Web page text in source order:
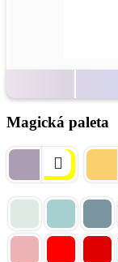
Magická paleta